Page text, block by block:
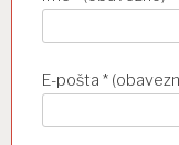
E-pošta *